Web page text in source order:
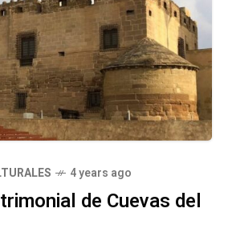
4 years ago
de Cuevas del